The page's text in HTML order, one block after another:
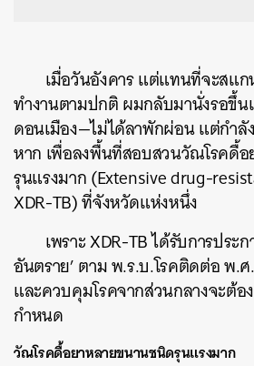
เมื่อวันอังคาร แต่แทนที่จะสแ
ทำงานตามปกติ ผมกลับมานั่งรอขึ้
ดอนเมือง—ไม่ได้ลาพักผ่อน แต่กำลั
หาก เพื่อลงพื้นที่สอบสวนวัณโรคดื้
รุนแรงมาก (Extensive drug-
XDR-TB) ที่จังหวัดแห่งหนึ่ง
เพราะ XDR-TB ได้รับการประ
อันตราย’ ตาม พ.ร.บ.โรคติดต่อ พ.
และควบคุมโรคจากส่วนกลางจะต้อ
กำหนด
วัณโรคดื้อยาหลายขนานชนิดรุนแรงมาก